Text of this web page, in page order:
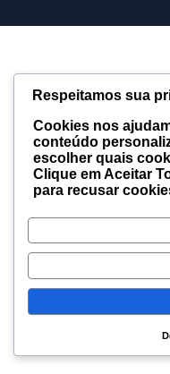
Respeitamos sua
Cookies nos
conteúdo
escolher quais
Clique emAceitar
para recusar